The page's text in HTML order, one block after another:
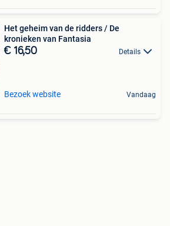
Het geheim van de ridders / De
kronieken van Fantasia
€ 16,50 Details
Bezoek website Vandaag